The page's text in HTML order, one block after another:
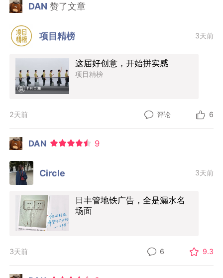
DAN 赞了文章
项目精榜 3天前
这届好创意，开始拼实感
项目精榜
2天前 评论 6
DAN 9
Circle 3天前
日丰管地铁广告，全是漏水名
场面
3天前 6 9.3